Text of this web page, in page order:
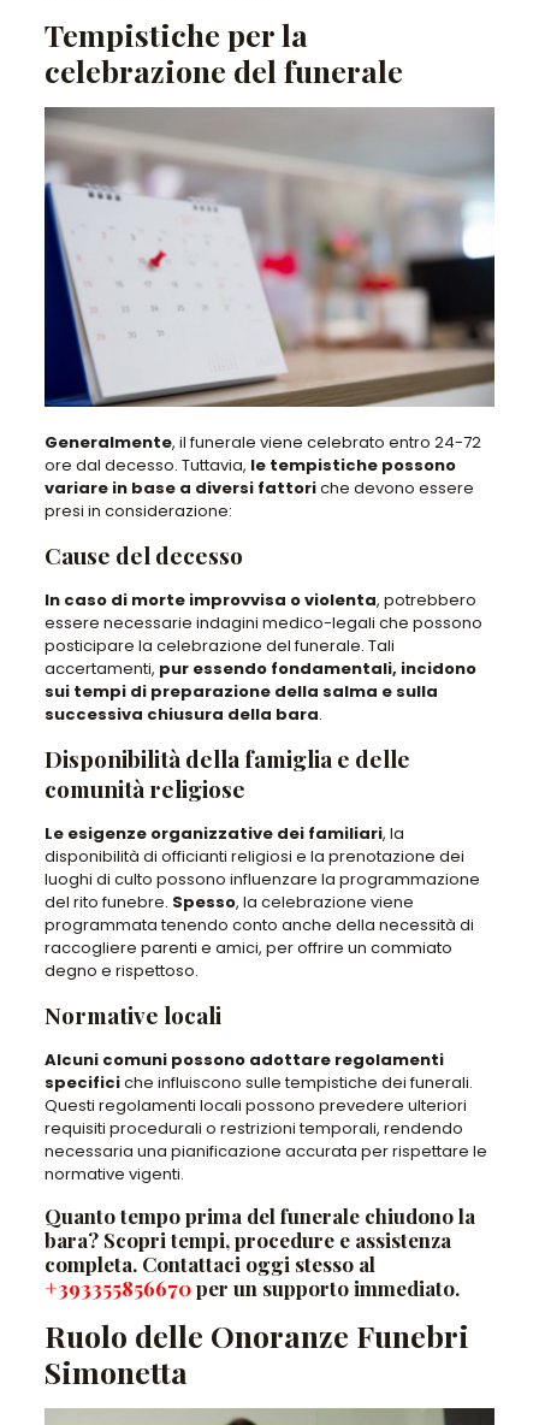
Tempistiche per la
celebrazione del funerale
Generalmente, il funerale viene celebrato entro 24-72
ore dal decesso. Tuttavia, le tempistiche possono
variare in base a diversi fattoriche devono essere
presi in considerazione:
Cause del decesso
In caso di morte improvvisa o violenta, potrebbero
essere necessarie indagini medico-legali che possono
posticipare la celebrazione del funerale. Tali
accertamenti, pur essendo fondamentali, incidono
sui tempi di preparazione della salma e sulla
successiva chiusura della bara.
Disponibilità della famiglia e delle
comunità religiose
Le esigenze organizzative dei familiari, la
disponibilità di officianti religiosi e la prenotazione dei
luoghi di culto possono influenzare la programmazione
del rito funebre. Spesso, la celebrazione viene
programmata tenendo conto anche della necessità di
raccogliere parenti e amici, per offrire un commiato
degno e rispettoso.
Normative locali
Alcuni comuni possono adottare regolamenti
specificiche influiscono sulle tempistiche dei funerali.
Questi regolamenti locali possono prevedere ulteriori
requisiti procedurali o restrizioni temporali, rendendo
necessaria una pianificazione accurata per rispettare le
normative vigenti.
Quanto tempo prima del funerale chiudono la
bara? Scopri tempi, procedure e assistenza
completa. Contattaci oggi stesso al
+393355856670per un supporto immediato.
Ruolo delle Onoranze Funebri
Simonetta